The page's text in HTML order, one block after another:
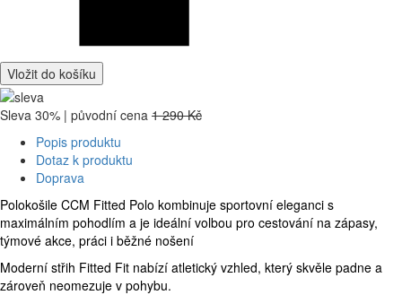
Vložit do košíku
Sleva 30% | původní cena 1 290 Kč
Popis produktu
Dotaz k produktu
Doprava
Polokošile CCM Fitted Polo kombinuje sportovní eleganci s
maximálním pohodlím a je ideální volbou pro cestování na zápasy,
týmové akce, práci i běžné nošení
Moderní střih Fitted Fit nabízí atletický vzhled, který skvěle padne a
zároveň neomezuje v pohybu.